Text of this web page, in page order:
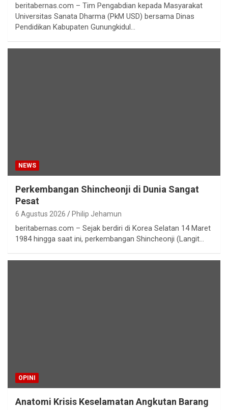
beritabernas.com – Tim Pengabdian kepada Masyarakat
Universitas Sanata Dharma (PkM USD) bersama Dinas
Pendidikan Kabupaten Gunungkidul…
NEWS
Perkembangan Shincheonji di Dunia Sangat
Pesat
6 Agustus 2026 Philip Jehamun
beritabernas.com – Sejak berdiri di Korea Selatan 14 Maret
1984 hingga saat ini, perkembangan Shincheonji (Langit…
OPINI
Anatomi Krisis Keselamatan Angkutan Barang